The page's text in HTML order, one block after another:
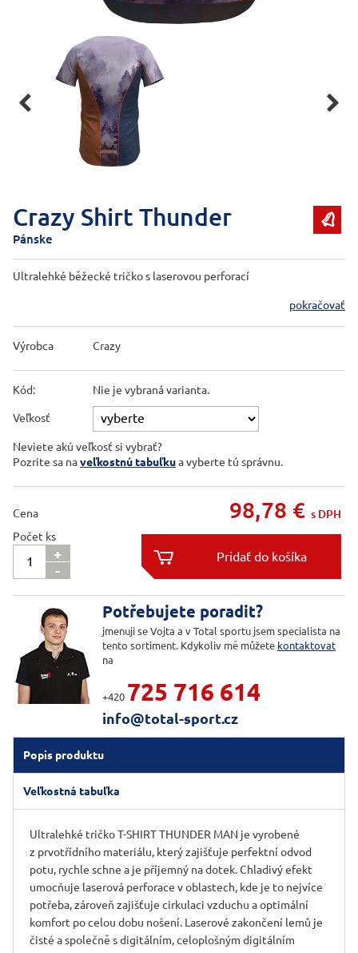
 
Crazy Shirt Thunder 
Pánske
Ultralehké běžecké tričko s laserovou perforací
pokračovať
Výrobca Crazy
Kód: Nie je vybraná varianta.
Veľkosť
Neviete akú veľkosť si vybrať?
Pozrite sa naveľkostnú tabuľkua vyberte tú správnu.
Cena 98,78 € s DPH
Počet ks
+
-


Potřebujete poradit?
jmenuji se Vojta a v Total sportu jsem specialista na
tento sortiment. Kdykoliv mě můžete kontaktovat
na
+420 725 716 614
info@total-sport.cz
Popis produktu
Veľkostná tabuľka
Ultralehké tričko T-SHIRT THUNDER MAN je vyrobené
z prvotřídního materiálu, který zajišťuje perfektní odvod
potu, rychle schne a je příjemný na dotek. Chladivý efekt
umocňuje laserová perforace v oblastech, kde je to nejvíce
potřeba, zároveň zajišťuje cirkulaci vzduchu a optimální
komfort po celou dobu nošení. Laserové zakončení lemů je
čisté a společně s digitálním, celoplošným digitálním